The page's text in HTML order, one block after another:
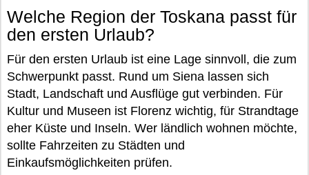
Welche Region der Toskana passt für
den ersten Urlaub?
Für den ersten Urlaub ist eine Lage sinnvoll, die zum
Schwerpunkt passt. Rund um Siena lassen sich
Stadt, Landschaft und Ausflüge gut verbinden. Für
Kultur und Museen ist Florenz wichtig, für Strandtage
eher Küste und Inseln. Wer ländlich wohnen möchte,
sollte Fahrzeiten zu Städten und
Einkaufsmöglichkeiten prüfen.